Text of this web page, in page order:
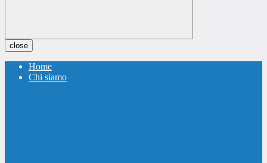
close
Home
Chi siamo